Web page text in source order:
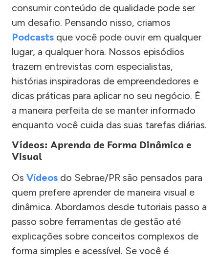
consumir conteúdo de qualidade pode ser
um desafio. Pensando nisso, criamos
Podcasts que você pode ouvir em qualquer
lugar, a qualquer hora. Nossos episódios
trazem entrevistas com especialistas,
histórias inspiradoras de empreendedores e
dicas práticas para aplicar no seu negócio. É
a maneira perfeita de se manter informado
enquanto você cuida das suas tarefas diárias.
Vídeos: Aprenda de Forma Dinâmica e
Visual
Os Vídeos do Sebrae/PR são pensados para
quem prefere aprender de maneira visual e
dinâmica. Abordamos desde tutoriais passo a
passo sobre ferramentas de gestão até
explicações sobre conceitos complexos de
forma simples e acessível. Se você é